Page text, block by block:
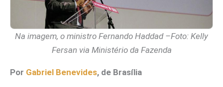
Na imagem, o ministro Fernando Haddad –Foto: Kelly
Fersan via Ministério da Fazenda
Por Gabriel Benevides, de Brasília